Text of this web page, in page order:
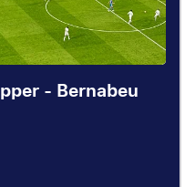
- Bernabeu